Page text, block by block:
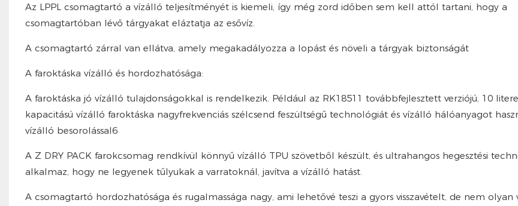
Az LPPL csomagtartó a vízálló teljesítményét is kiemeli, így még zord időben sem kell attól tartani, hogy a
csomagtartóban lévő tárgyakat eláztatja az esővíz.
A csomagtartó zárral van ellátva, amely megakadályozza a lopást és növeli a tárgyak biztonságát
A faroktáska vízálló és hordozhatósága:
A faroktáska jó vízálló tulajdonságokkal is rendelkezik. Például az RK18511 továbbfejlesztett verziójú, 10
kapacitású vízálló faroktáska nagyfrekvenciás szélcsend feszültségű technológiát és vízálló hálóanyagot
vízálló besorolással6
A Z DRY PACK farokcsomag rendkívül könnyű vízálló TPU szövetből készült, és ultrahangos hegesztési
alkalmaz, hogy ne legyenek tűlyukak a varratoknál, javítva a vízálló hatást.
A csomagtartó hordozhatósága és rugalmassága nagy, ami lehetővé teszi a gyors visszavételt, de nem olyan